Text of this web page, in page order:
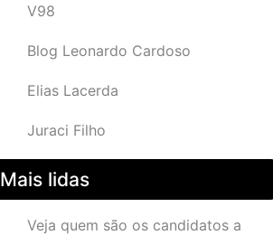
V98
Blog Leonardo Cardoso
Elias Lacerda
Juraci Filho
Mais lidas
Veja quem são os candidatos a